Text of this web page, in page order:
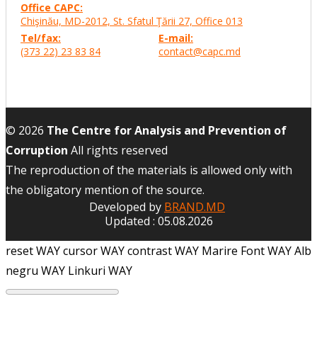
Office CAPC:
Chişinău, MD-2012, St. Sfatul Ţării 27, Office 013
Tel/fax:
(373 22) 23 83 84
E-mail:
contact@capc.md
© 2026 The Centre for Analysis and Prevention of
Corruption All rights reserved
The reproduction of the materials is allowed only with
the obligatory mention of the source.
Developed by BRAND.MD
Updated : 05.08.2026
reset WAYcursor WAYcontrast WAY Marire Font WAYAlb
negru WAY Linkuri WAY